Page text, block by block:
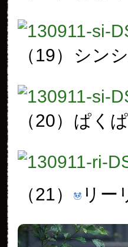
（19） シン
（20） ぱくぱ
（21） リー